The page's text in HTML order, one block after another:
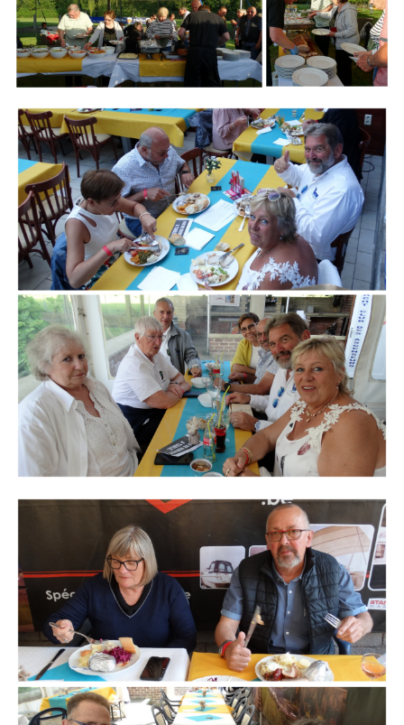
Branding
ARMCHAIR
Branding